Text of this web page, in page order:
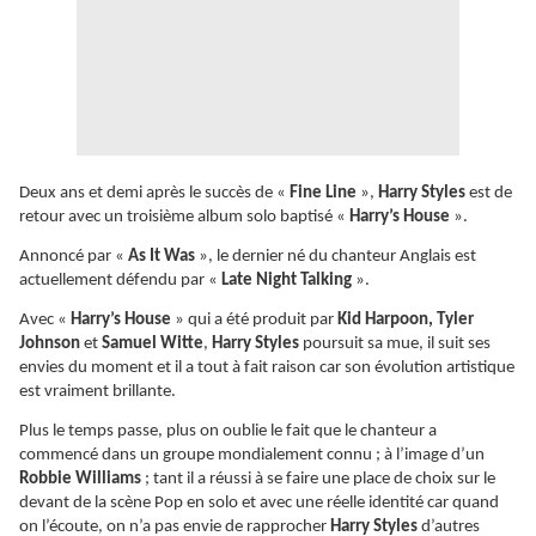
Deux ans et demi après le succès de « Fine Line », Harry Styles est de
retour avec un troisième album solo baptisé « Harry’s House ».
Annoncé par « As It Was », le dernier né du chanteur Anglais est
actuellement défendu par « Late Night Talking ».
Avec « Harry’s House » qui a été produit par Kid Harpoon, Tyler
Johnson et Samuel Witte, Harry Styles poursuit sa mue, il suit ses
envies du moment et il a tout à fait raison car son évolution artistique
est vraiment brillante.
Plus le temps passe, plus on oublie le fait que le chanteur a
commencé dans un groupe mondialement connu ; à l’image d’un
Robbie Williams ; tant il a réussi à se faire une place de choix sur le
devant de la scène Pop en solo et avec une réelle identité car quand
on l’écoute, on n’a pas envie de rapprocher Harry Styles d’autres